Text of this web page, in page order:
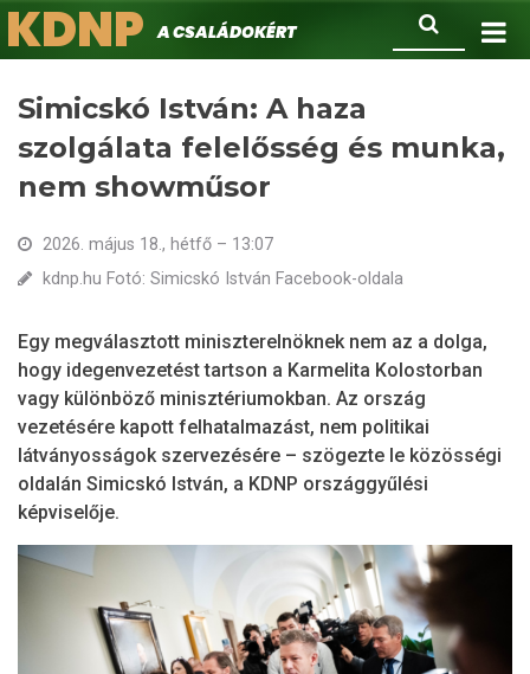
Ugrás
a
Keresés
KDNPA családokért.
Simicskó István: A haza
szolgálata felelősség és munka,
nem showműsor
2026. május 18., hétfő – 13:07
kdnp.hu Fotó: Simicskó István Facebook-oldala
Egy megválasztott miniszterelnöknek nem az a dolga,
hogy idegenvezetést tartson a Karmelita Kolostorban
vagy különböző minisztériumokban. Az ország
vezetésére kapott felhatalmazást, nem politikai
látványosságok szervezésére – szögezte le közösségi
oldalán Simicskó István, a KDNP országgyűlési
képviselője.